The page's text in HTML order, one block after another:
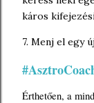
káros
7. Menj el egy
Érthetően, a